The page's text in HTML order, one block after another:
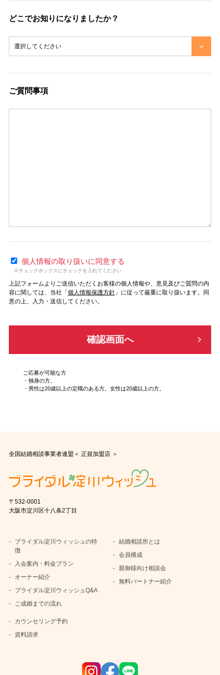
どこでお知りになりましたか？
ご質問事項
個人情報の取り扱いに同意する
※チェックボックスにチェックを入れてください
上記フォームよりご送信いただくお客様の個人情報や、意見及びご質問の内
容に関しては、当社「 個人情報保護方針」に従って厳重に取り扱います。同
意の上、入力・送信してください。
ご応募が可能な方
・独身の方。
・男性は20歳以上の定職のある方。女性は20歳以上の方。
全国結婚相談事業者連盟＜ 正規加盟店 ＞
〒532-0001
大阪市淀川区十八条2丁目
ブライダル淀川ウィッシュの特
徴
入会案内・料金プラン
オーナー紹介
ブライダル淀川ウィッシュQ&A
ご成婚までの流れ
結婚相談所とは
会員構成
親御様向け相談会
無料パートナー紹介
カウンセリング予約
資料請求